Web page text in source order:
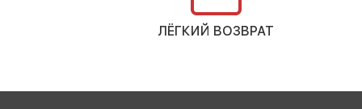
ЛЁГКИЙ ВОЗВРАТ